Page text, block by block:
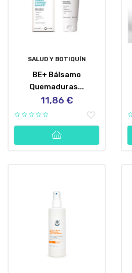
SALUD Y BOTIQUÍN
BE+ Bálsamo
Quemaduras...
Precio
11,86 €